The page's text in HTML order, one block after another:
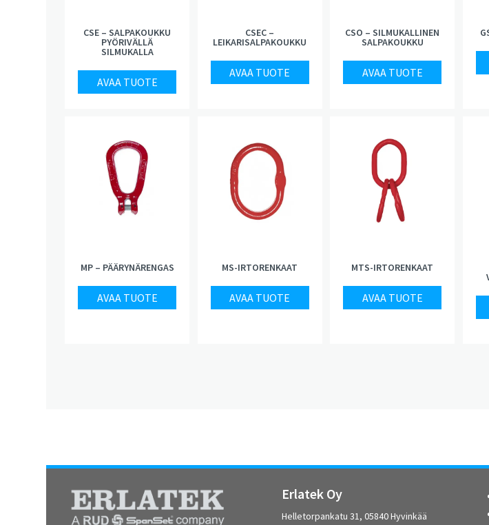
CSE – SALPAKOUKKU
PYÖRIVÄLLÄ
SILMUKALLA
AVAA TUOTE
MP – PÄÄRYNÄRENGAS
AVAA TUOTE
CSEC –
LEIKARISALPAKOUKKU
AVAA TUOTE
MS-IRTORENKAAT
AVAA TUOTE
CSO – SILMUKALLINEN
SALPAKOUKKU
AVAA TUOTE
MTS-IRTORENKAAT
AVAA TUOTE
Erlatek Oy
Helletorpankatu 31, 05840 Hyvinkää